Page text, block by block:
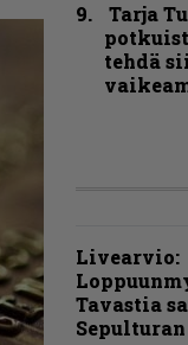
Tarja
tehdä
Livearvio:
Tavastia